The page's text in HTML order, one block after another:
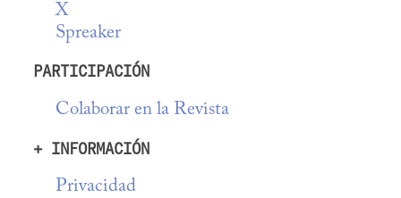
X
Spreaker
PARTICIPACIÓN
Colaborar en la Revista
+ INFORMACIÓN
Privacidad